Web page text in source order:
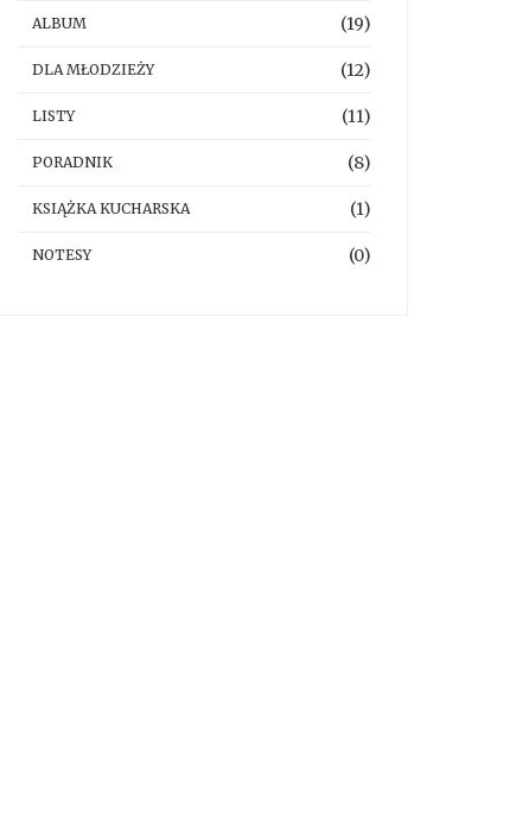
ALBUM (19)
DLA MŁODZIEŻY (12)
LISTY (11)
PORADNIK (8)
KSIĄŻKA KUCHARSKA (1)
NOTESY (0)